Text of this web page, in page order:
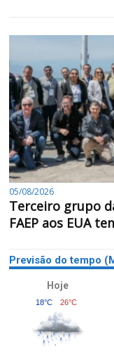
05/08/2026
Terceiro grupo
FAEP aos EUA
Previsão do tempo
Hoje
18°C 26°C